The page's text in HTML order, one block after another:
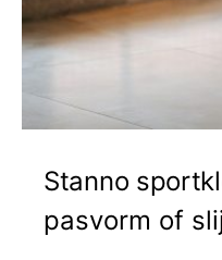
Stanno
pasvorm of